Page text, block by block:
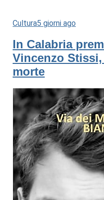
Cultura5 giorni ago
In Calabria
Vincenzo
morte